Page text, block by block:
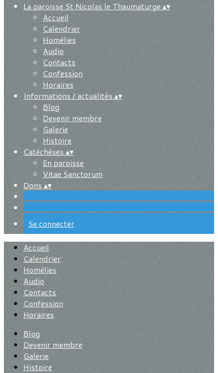
La paroisse St Nicolas le Thaumaturge▴▾
Accueil
Calendrier
Homélies
Audio
Contacts
Confession
Horaires
Informations / actualités▴▾
Blog
Devenir membre
Galerie
Histoire
Catéchèses▴▾
En paroisse
Vitae Sanctorum
Dons▴▾
Se connecter
Accueil
Calendrier
Homélies
Audio
Contacts
Confession
Horaires
Blog
Devenir membre
Galerie
Histoire